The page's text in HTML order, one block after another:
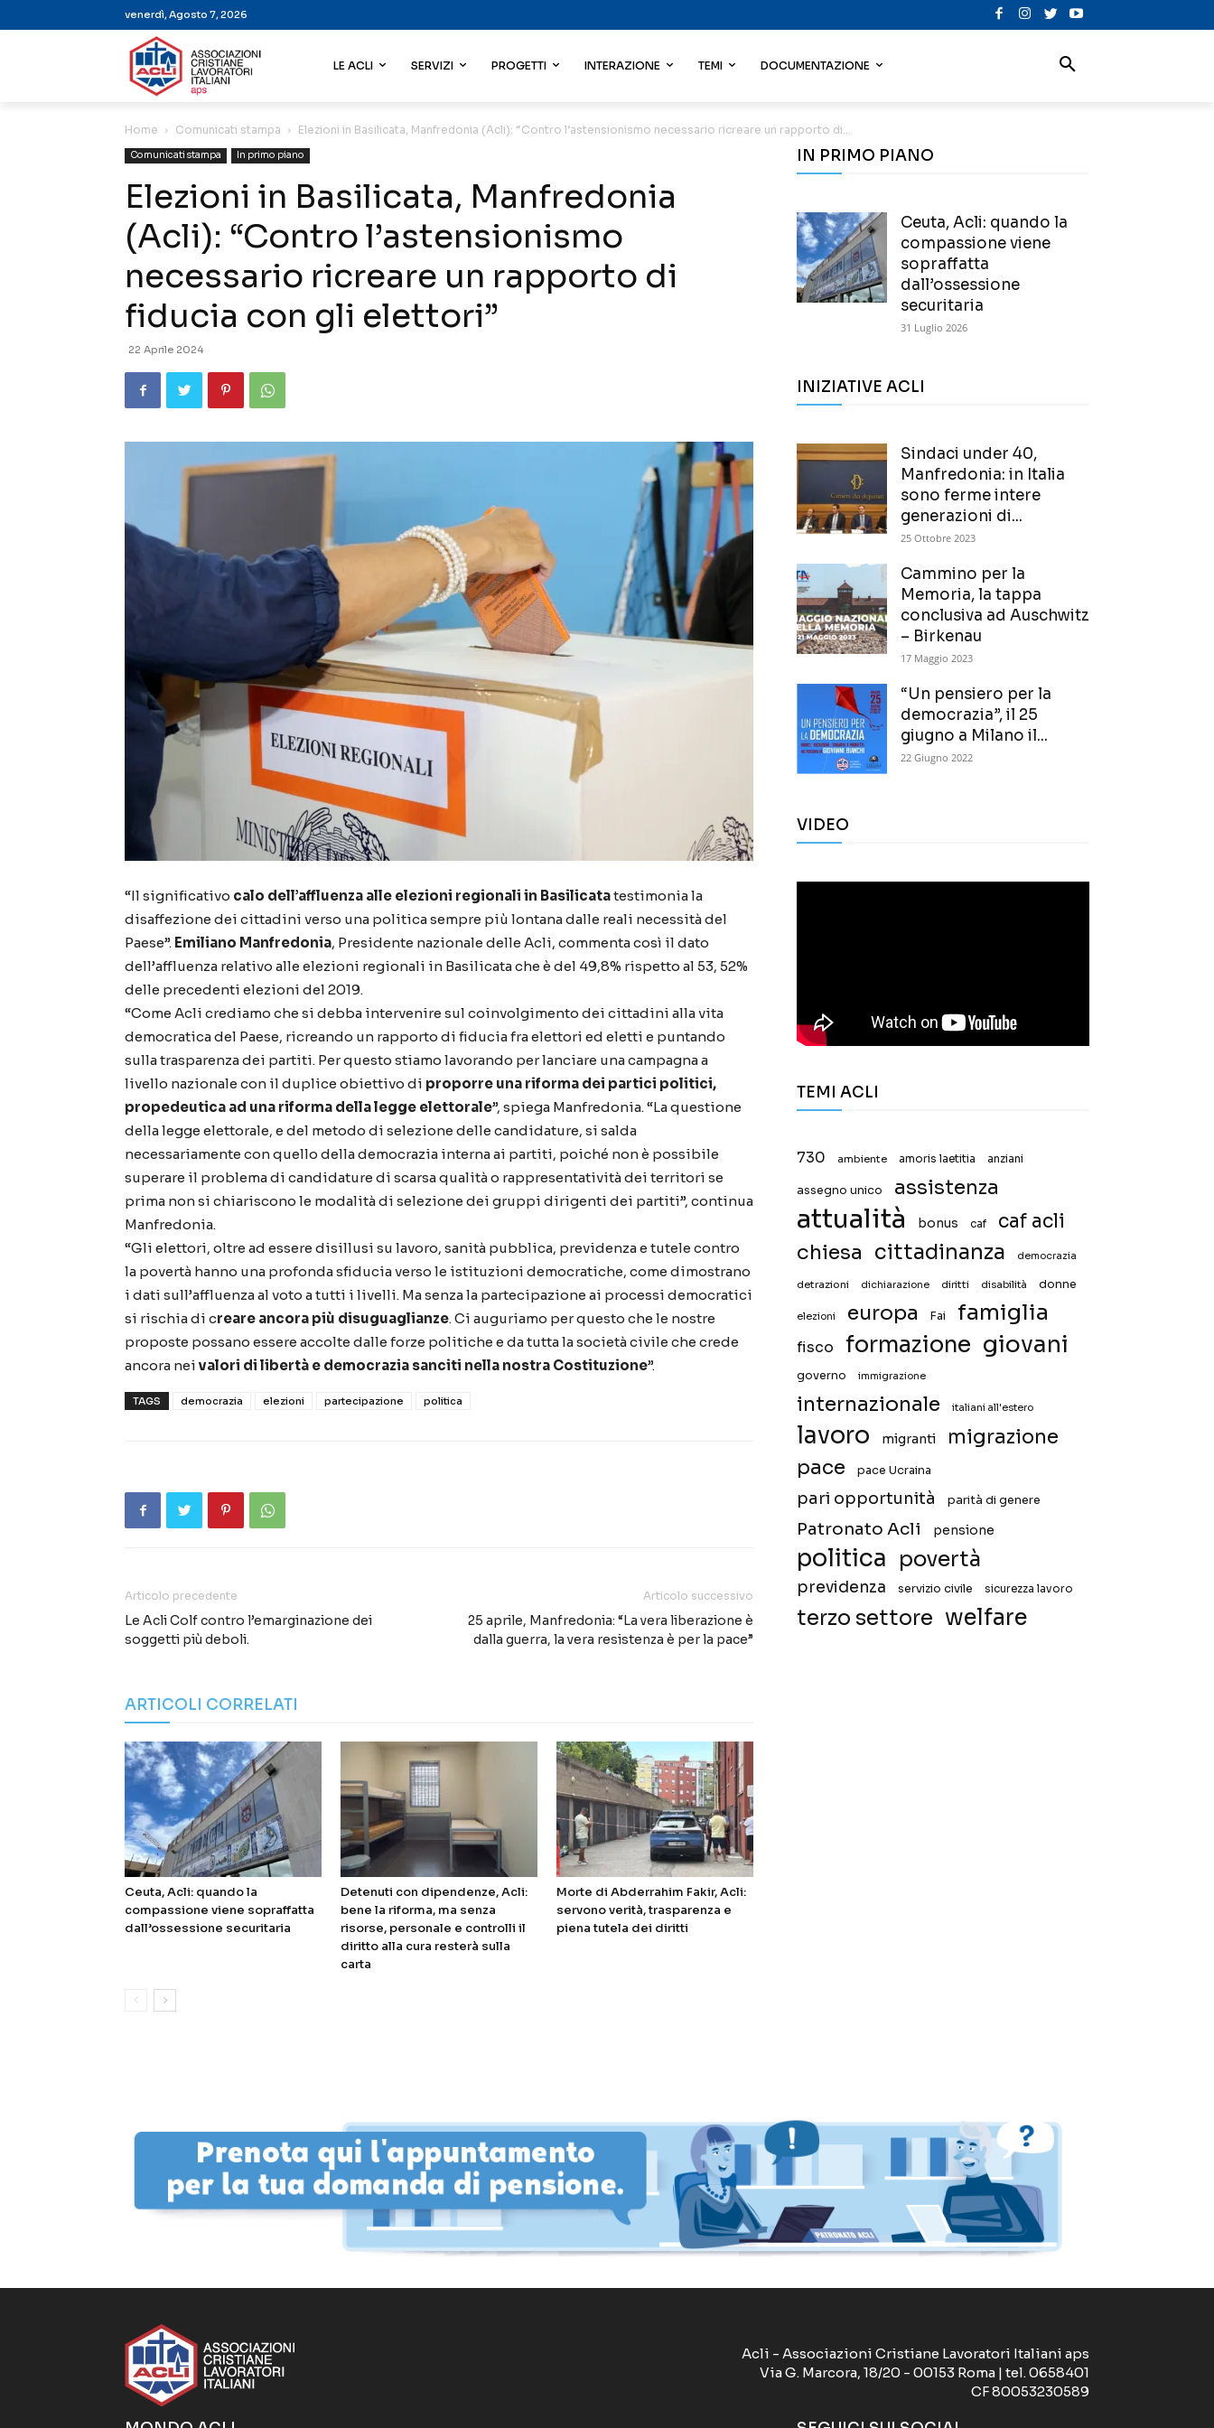
venerdì, Agosto 7, 2026
LE ACLI SERVIZI PROGETTI INTERAZIONE TEMI DOCUMENTAZIONE
Home Comunicati stampa Elezioni in Basilicata, Manfredonia (Acli): “Contro l’astensionismo necessario ricreare un rapporto di...
Comunicati stampa In primo piano
Elezioni in Basilicata, Manfredonia
(Acli): “Contro l’astensionismo
necessario ricreare un rapporto di
fiducia con gli elettori”
22 Aprile 2024
“Il significativo calo dell’affluenza alle elezioni regionali in Basilicatatestimonia la
disaffezione dei cittadini verso una politica sempre più lontana dalle reali necessità del
Paese”. Emiliano Manfredonia, Presidente nazionale delle Acli, commenta così il dato
dell’affluenza relativo alle elezioni regionali in Basilicata che è del 49,8% rispetto al 53, 52%
delle precedenti elezioni del 2019.
“Come Acli crediamo che si debba intervenire sul coinvolgimento dei cittadini alla vita
democratica del Paese, ricreando un rapporto di fiducia fra elettori ed eletti e puntando
sulla trasparenza dei partiti. Per questo stiamo lavorando per lanciare una campagna a
livello nazionale con il duplice obiettivo di proporre una riforma dei partici politici,
propedeutica ad una riforma della legge elettorale”, spiega Manfredonia. “La questione
della legge elettorale, e del metodo di selezione delle candidature, si salda
necessariamente con quello della democrazia interna ai partiti, poiché non è possibile
superare il problema di candidature di scarsa qualità o rappresentatività dei territori se
prima non si chiariscono le modalità di selezione dei gruppi dirigenti dei partiti”, continua
Manfredonia.
“Gli elettori, oltre ad essere disillusi su lavoro, sanità pubblica, previdenza e tutele contro
la povertà hanno una profonda sfiducia verso le istituzioni democratiche, come dimostrano
i dati sull’affluenza al voto a tutti i livelli. Ma senza la partecipazione ai processi democratici
si rischia di creare ancora più disuguaglianze. Ci auguriamo per questo che le nostre
proposte possano essere accolte dalle forze politiche e da tutta la società civile che crede
ancora nei valori di libertà e democrazia sanciti nella nostra Costituzione”.
TAGS democrazia elezioni partecipazione politica
Articolo precedente
Le Acli Colf contro l’emarginazione dei
soggetti più deboli.
Articolo successivo
25 aprile, Manfredonia: “La vera liberazione è
dalla guerra, la vera resistenza è per la pace”
ARTICOLI CORRELATI
Ceuta, Acli: quando la
compassione viene sopraffatta
dall’ossessione securitaria
Detenuti con dipendenze, Acli:
bene la riforma, ma senza
risorse, personale e controlli il
diritto alla cura resterà sulla
carta
Morte di Abderrahim Fakir, Acli:
servono verità, trasparenza e
piena tutela dei diritti
IN PRIMO PIANO
Ceuta, Acli: quando la
compassione viene
sopraffatta
dall’ossessione
securitaria
31 Luglio 2026
INIZIATIVE ACLI
Sindaci under 40,
Manfredonia: in Italia
sono ferme intere
generazioni di...
25 Ottobre 2023
Cammino per la
Memoria, la tappa
conclusiva ad Auschwitz
– Birkenau
17 Maggio 2023
“Un pensiero per la
democrazia”, il 25
giugno a Milano il...
22 Giugno 2022
VIDEO
TEMI ACLI
730 ambiente amoris laetitia anziani
assegno unico assistenza
attualità bonus caf caf acli
chiesa cittadinanza democrazia
detrazioni dichiarazione diritti disabilità donne
elezioni europa Fai famiglia
fisco formazione giovani
governo immigrazione
internazionale italiani all'estero
lavoro migranti
migrazione
pace
pace Ucraina
pari opportunità parità di genere
Patronato Acli pensione
politica povertà
previdenza servizio civile sicurezza lavoro
terzo settore welfare
Acli - Associazioni Cristiane Lavoratori Italiani aps
Via G. Marcora, 18/20 - 00153 Roma | tel. 0658401
CF 80053230589